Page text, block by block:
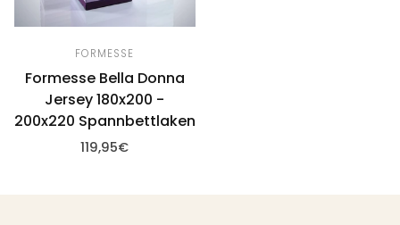
FORMESSE
Formesse Bella Donna
Jersey 180x200 -
200x220 Spannbettlaken
119,95€